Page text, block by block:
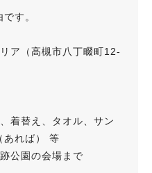
す。
ア（高槻市八丁畷町12-
着替え、タオル、サン
あれば） 等
公園の会場まで